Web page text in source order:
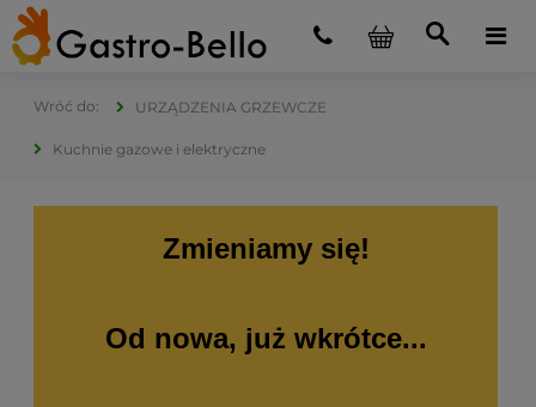
URZĄDZENIA GRZEWCZE
Kuchnie gazowe i elektryczne
Zmieniamy się!
Od nowa, już wkrótce...